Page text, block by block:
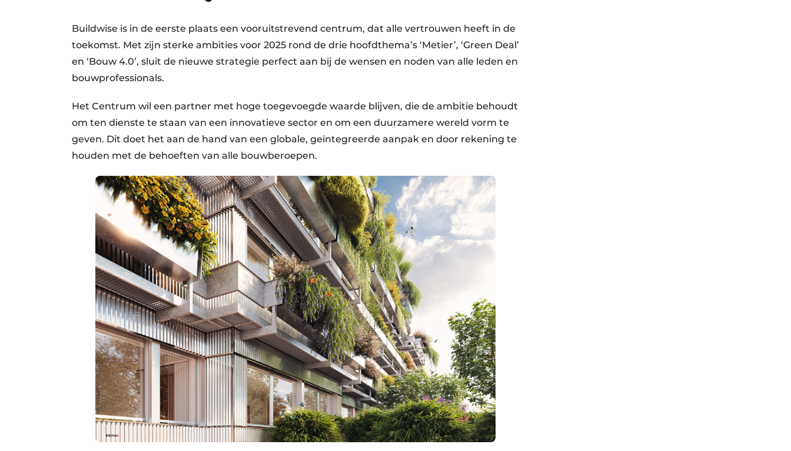
Buildwise is in de eerste plaats een vooruitstrevend centrum, dat alle vertrouwen heeft in de
toekomst. Met zijn sterke ambities voor 2025 rond de drie hoofdthema’s ‘Metier’, ‘Green Deal’
en ‘Bouw 4.0’, sluit de nieuwe strategie perfect aan bij de wensen en noden van alle leden en
bouwprofessionals. ​
Het Centrum wil een partner met hoge toegevoegde waarde blijven, die de ambitie behoudt
om ten dienste te staan van een innovatieve sector en om een duurzamere wereld vorm te
geven. Dit doet het aan de hand van een globale, geïntegreerde aanpak en door rekening te
houden met de behoeften van alle bouwberoepen.